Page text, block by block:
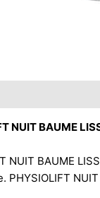
NUIT BAUME
NUIT BAUME
PHYSIOLIFT